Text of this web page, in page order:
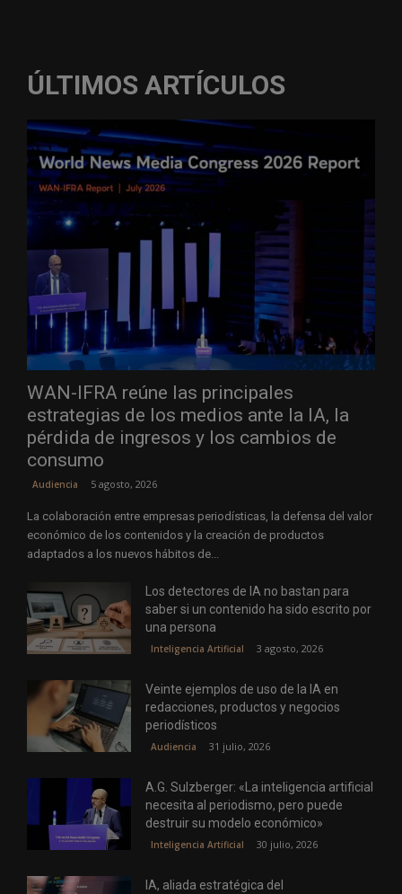
ÚLTIMOS ARTÍCULOS
WAN-IFRA reúne las principales
estrategias de los medios ante la IA, la
pérdida de ingresos y los cambios de
consumo
Audiencia 5 agosto, 2026
La colaboración entre empresas periodísticas, la defensa del valor
económico de los contenidos y la creación de productos
adaptados a los nuevos hábitos de...
Los detectores de IA no bastan para
saber si un contenido ha sido escrito por
una persona
Inteligencia Artificial 3 agosto, 2026
Veinte ejemplos de uso de la IA en
redacciones, productos y negocios
periodísticos
Audiencia 31 julio, 2026
A.G. Sulzberger: «La inteligencia artificial
necesita al periodismo, pero puede
destruir su modelo económico»
Inteligencia Artificial 30 julio, 2026
IA, aliada estratégica del